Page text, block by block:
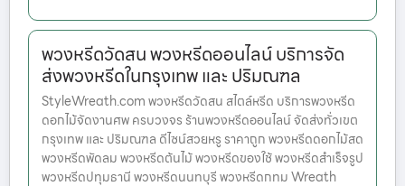
พวงหรีดวัดสน พวงหรีดออนไลน์ บริการจัด
ส่งพวงหรีดในกรุงเทพ และ ปริมณฑล
StyleWreath.com พวงหรีดวัดสน สไตล์หรีด บริการพวงหรีด
ดอกไม้จัดงานศพ ครบวงจร ร้านพวงหรีดออนไลน์ จัดส่งทั่วเขต
กรุงเทพ และ ปริมณฑล ดีไซน์สวยหรู ราคาถูก พวงหรีดดอกไม้สด
พวงหรีดพัดลม พวงหรีดต้นไม้ พวงหรีดของใช้ พวงหรีดสำเร็จรูป
พวงหรีดปทุมธานี พวงหรีดนนทบุรี พวงหรีดกทม Wreath